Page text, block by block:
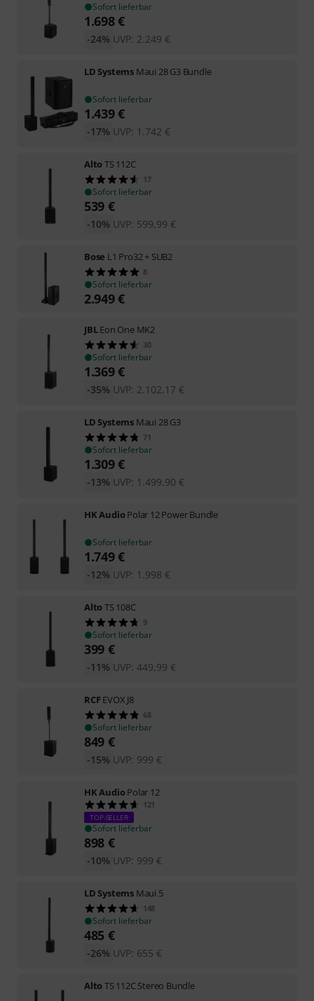
Sofort lieferbar
1.698€
UVP: 2.249 €
-24%
LD Systems Maui 28 G3 Bundle
Sofort lieferbar
1.439€
UVP: 1.742 €
-17%
AltoTS 112C
17
Sofort lieferbar
539 €
UVP: 599,99 €
-10%
Bose L1 Pro32 + SUB2
8
Sofort lieferbar
2.949€
JBLEon One MK2
30
Sofort lieferbar
1.369€
UVP: 2.102,17 €
-35%
LD Systems Maui 28 G3
71
Sofort lieferbar
1.309€
UVP: 1.499,90 €
-13%
HK AudioPolar 12 Power Bundle
Sofort lieferbar
1.749€
UVP: 1.998 €
-12%
AltoTS 108C
9
Sofort lieferbar
399 €
UVP: 449,99 €
-11%
RCFEVOX J8
68
Sofort lieferbar
849 €
UVP: 999 €
-15%
HK AudioPolar 12
121
TOP-SELLER
Sofort lieferbar
898 €
UVP: 999 €
-10%
LD Systems Maui 5
148
Sofort lieferbar
485 €
UVP: 655 €
-26%
AltoTS 112C Stereo Bundle